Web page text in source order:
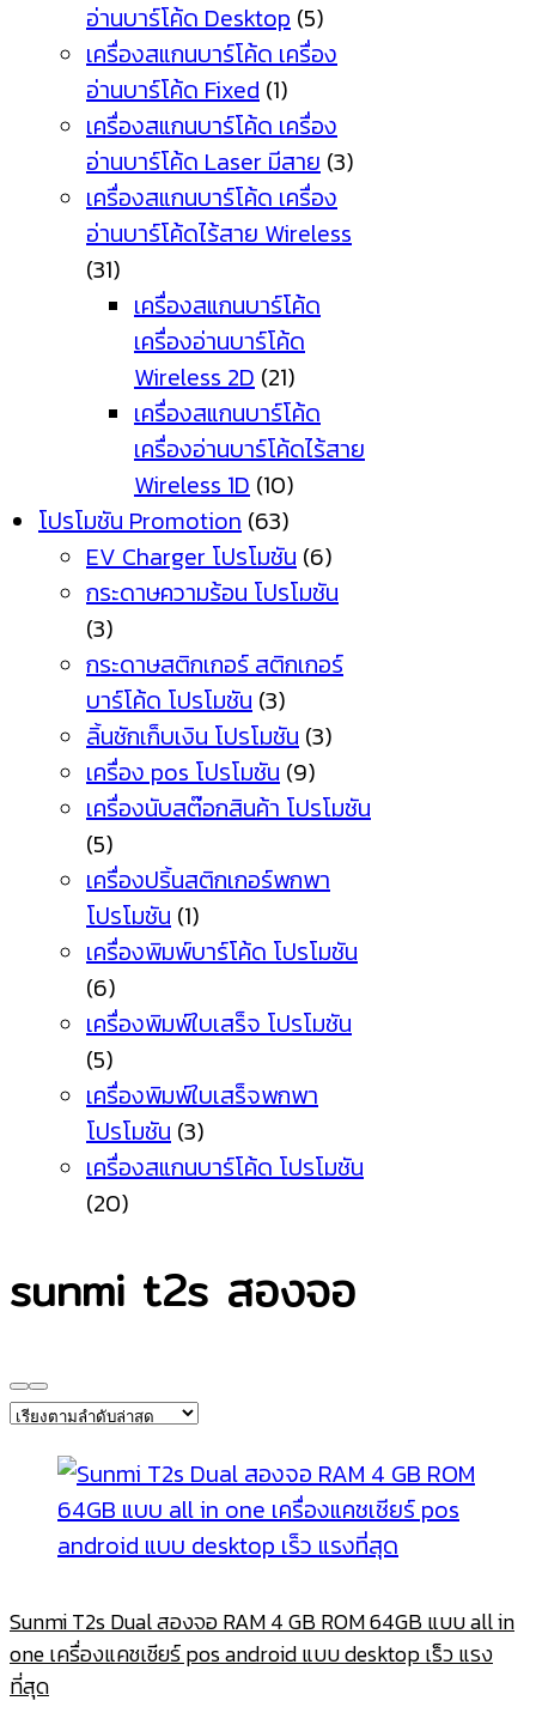
อ่านบาร์โค้ด Desktop (5)
เครื่องสแกนบาร์โค้ด เครื่อง
อ่านบาร์โค้ด Fixed (1)
เครื่องสแกนบาร์โค้ด เครื่อง
อ่านบาร์โค้ด Laser มีสาย (3)
เครื่องสแกนบาร์โค้ด เครื่อง
อ่านบาร์โค้ดไร้สาย Wireless
(31)
เครื่องสแกนบาร์โค้ด
เครื่องอ่านบาร์โค้ด
Wireless 2D (21)
เครื่องสแกนบาร์โค้ด
เครื่องอ่านบาร์โค้ดไร้สาย
Wireless 1D (10)
โปรโมชัน Promotion (63)
EV Charger โปรโมชัน (6)
กระดาษความร้อน โปรโมชัน
(3)
กระดาษสติกเกอร์ สติกเกอร์
บาร์โค้ด โปรโมชัน (3)
ลิ้นชักเก็บเงิน โปรโมชัน (3)
เครื่อง pos โปรโมชัน (9)
เครื่องนับสต๊อกสินค้า โปรโมชัน
(5)
เครื่องปริ้นสติกเกอร์พกพา
โปรโมชัน (1)
เครื่องพิมพ์บาร์โค้ด โปรโมชัน
(6)
เครื่องพิมพ์ใบเสร็จ โปรโมชัน
(5)
เครื่องพิมพ์ใบเสร็จพกพา
โปรโมชัน (3)
เครื่องสแกนบาร์โค้ด โปรโมชัน
(20)
sunmi t2s สองจอ
Sunmi T2s Dual สองจอ RAM 4 GB ROM 64GB แบบ all in
one เครื่องแคชเชียร์ pos android แบบ desktop เร็ว แรง
ที่สุด